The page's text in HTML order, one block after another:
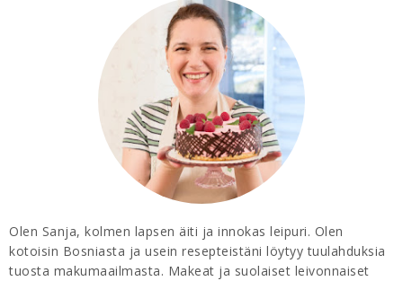
Olen Sanja, kolmen lapsen äiti ja innokas leipuri. Olen
kotoisin Bosniasta ja usein resepteistäni löytyy tuulahduksia
tuosta makumaailmasta. Makeat ja suolaiset leivonnaiset